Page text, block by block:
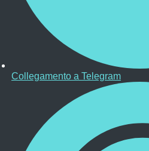
Collegamento a Telegram